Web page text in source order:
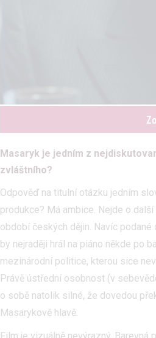
Masaryk je jedním z
zvláštního?
Odpověď na titulní otázku jedním
produkce? Má ambice. Nejde o
období českých dějin. Navíc
by nejraději hrál na piáno někde po
mezinárodní politice, kterou sice
Právě ústřední osobnost (v
o sobě natolik silné, že dovedou
Masarykově hlavě.